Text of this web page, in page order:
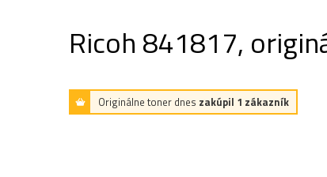
Ricoh 841817,
Originálne toner dnes zakúpil 1 zákazník